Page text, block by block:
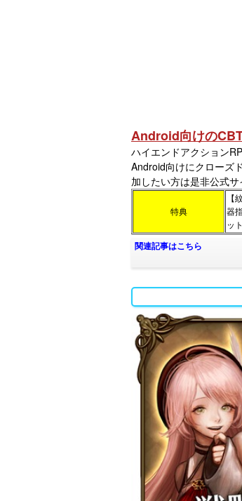
Android向けの
ハイエンドアクション
Android向けにクローズ
加したい方は是非公式
特典
【
器
ッ
関連記事はこちら